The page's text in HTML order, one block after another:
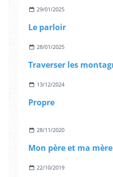
29/01/2025
Le parloir
28/01/2025
13/12/2024
Propre
28/11/2020
Mon père et ma mère
22/10/2019